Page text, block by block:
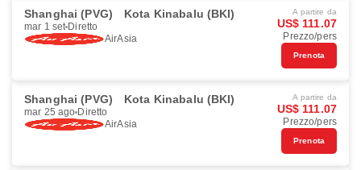
Shanghai (PVG) Kota Kinabalu (BKI)
mar 1 set Diretto
AirAsia
A partire da
US$ 111.07
Prezzo/pers
Prenota
Shanghai (PVG) Kota Kinabalu (BKI)
mar 25 ago Diretto
AirAsia
A partire da
US$ 111.07
Prezzo/pers
Prenota